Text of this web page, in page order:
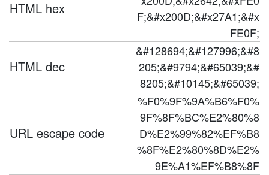
HTML hex
F;&#x200D;&#x27A1;&#x
FE0F;
HTML dec
&#128694;&#127996;&#8
205;&#9794;&#65039;&#
8205;&#10145;&#65039;
URL escape code
%F0%9F%9A%B6%F0%
9F%8F%BC%E2%80%8
D%E2%99%82%EF%B8
%8F%E2%80%8D%E2%
9E%A1%EF%B8%8F